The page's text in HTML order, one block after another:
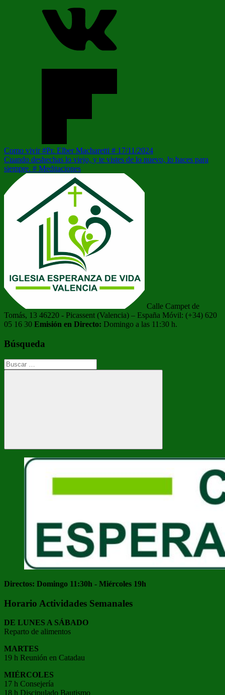
Navegación
de
entradas
Entrada
anterior:
Como vivir #Pr. Elber Macharetti # 17/11/2024
Siguiente
entrada:
Cuando deshechas lo viejo, y te vistes de lo nuevo, lo haces para
siempre. # Meditaciones
Calle Campet de
Tomás, 13 46220 - Picassent (Valencia) – España Móvil: (+34) 620
05 16 30 Emisión en Directo: Domingo a las 11:30 h.
Búsqueda
Buscar:
Buscar
Directos: Domingo 11:30h - Miércoles 19h
Horario Actividades Semanales
DE LUNES A SÁBADO
Reparto de alimentos
MARTES
19 h Reunión en Catadau
MIÉRCOLES
17 h Consejería
18 h Discipulado Bautismo